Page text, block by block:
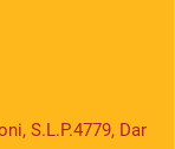
S.L.P.4779, Dar